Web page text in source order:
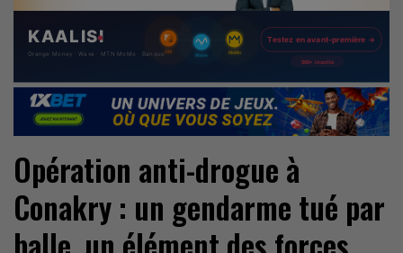
Opération anti-drogue à
Conakry : un gendarme tué par